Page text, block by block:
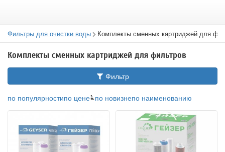
Фильтры для очистки воды Комплекты сменных картриджей для
Комплекты сменных картриджей для фильтров
Фильтр
по популярностипо цене по новизнепо наименованию